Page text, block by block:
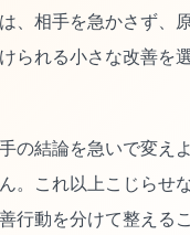
、相手を急かさず、
られる小さな改善を
の結論を急いで変え
。これ以上こじらせ
行動を分けて整えるこ